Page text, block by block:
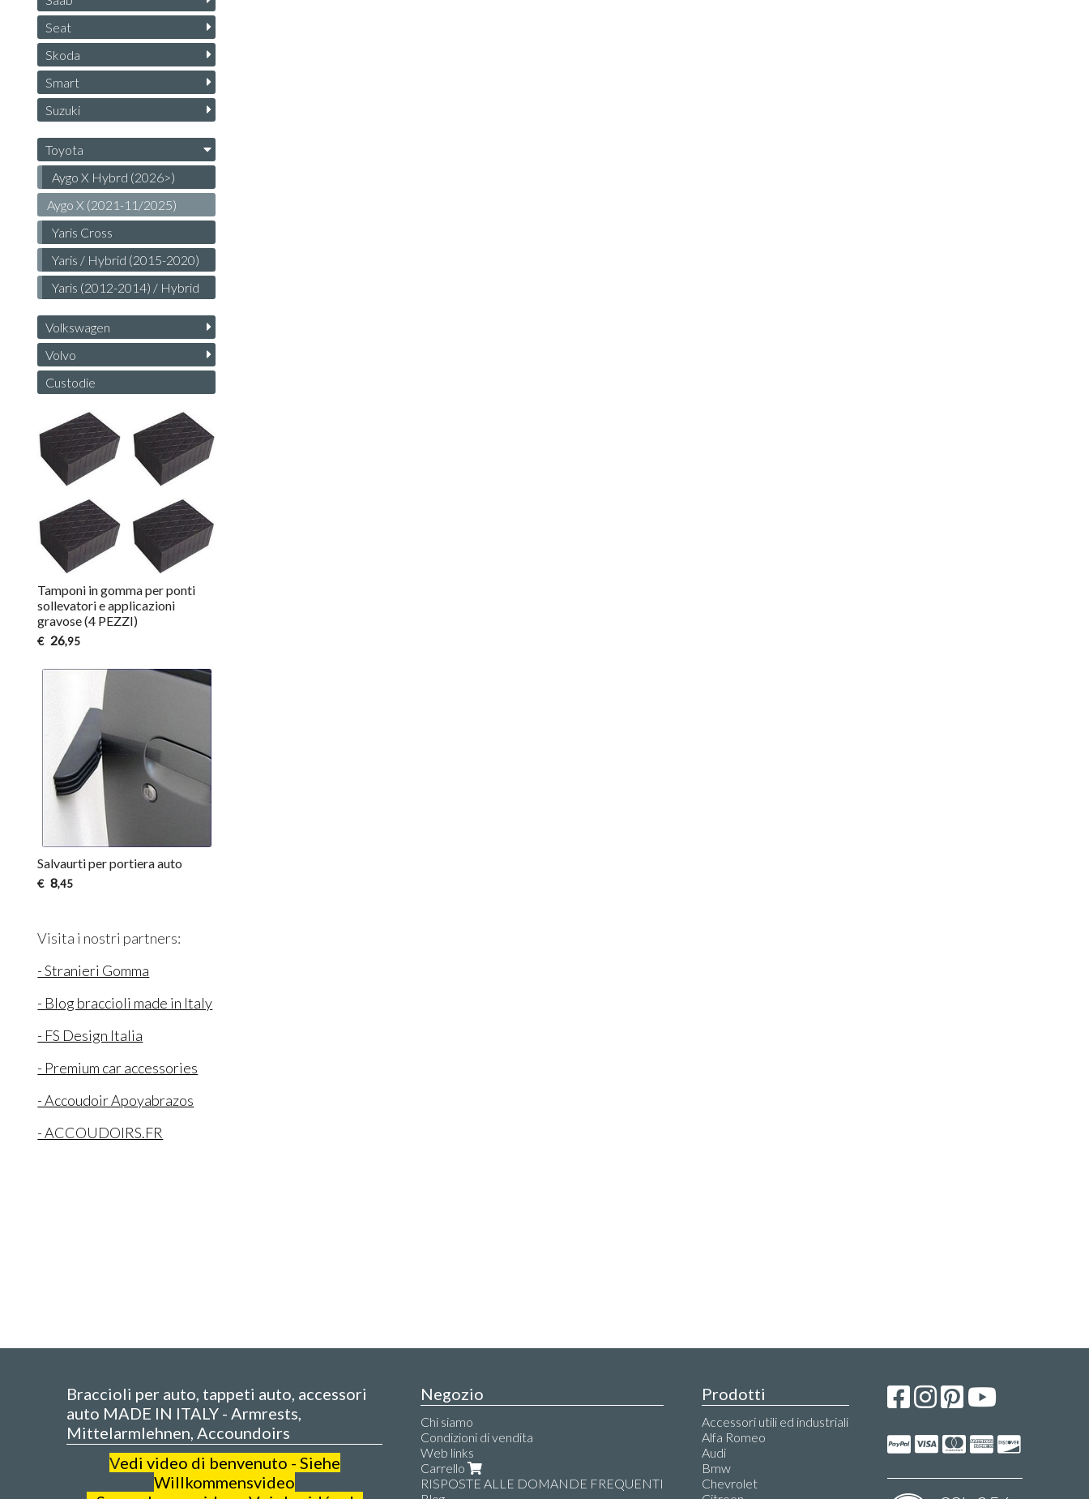
Seat
Skoda
Smart
Suzuki
Toyota
Aygo X Hybrd (2026>)
Aygo X (2021-11/2025)
Yaris Cross
Yaris / Hybrid (2015-2020)
Yaris (2012-2014) / Hybrid
Volkswagen
Volvo
Custodie
Tamponi in gomma per ponti
sollevatori e applicazioni
gravose (4 PEZZI)
€ 26,95
Salvaurti per portiera auto
€ 8,45
Visita i nostri partners:
- Stranieri Gomma
- Blog braccioli made in Italy
- FS Design Italia
- Premium car accessories
- Accoudoir Apoyabrazos
- ACCOUDOIRS.FR
Braccioli per auto, tappeti auto, accessori
auto MADE IN ITALY - Armrests,
Mittelarmlehnen, Accoundoirs
Vedi video di benvenuto - Siehe
Willkommensvideo
Negozio
Chi siamo
Condizioni di vendita
Web links
Carrello
RISPOSTE ALLE DOMANDE FREQUENTI
Prodotti
Accessori utili ed industriali
Alfa Romeo
Audi
Bmw
Chevrolet